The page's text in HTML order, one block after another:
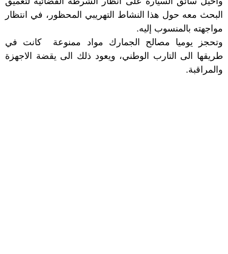
البحث معه حول هذا النشاط التهريبي المحظور، في انتظار
مواجهته بالمنسوب إليه.
وتحجز يوميا مصالح الجمارك مواد ممنوعة كانت في
طريقها الى التارب الوطني، ويعود ذلك الى يقضة الاجهزة
والمراقبة.